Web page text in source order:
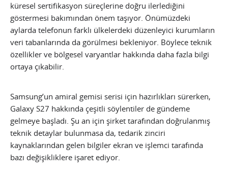
küresel sertifikasyon süreçlerine doğru ilerlediğini
göstermesi bakımından önem taşıyor. Önümüzdeki
aylarda telefonun farklı ülkelerdeki düzenleyici kurumların
veri tabanlarında da görülmesi bekleniyor. Böylece teknik
özellikler ve bölgesel varyantlar hakkında daha fazla bilgi
ortaya çıkabilir.
Samsung’un amiral gemisi serisi için hazırlıkları sürerken,
Galaxy S27 hakkında çeşitli söylentiler de gündeme
gelmeye başladı. Şu an için şirket tarafından doğrulanmış
teknik detaylar bulunmasa da, tedarik zinciri
kaynaklarından gelen bilgiler ekran ve işlemci tarafında
bazı değişikliklere işaret ediyor.